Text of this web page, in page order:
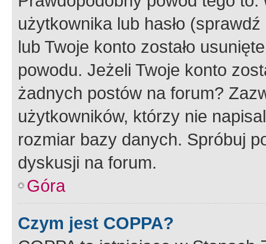
użytkownika lub hasło
lub Twoje konto zostało
powodu. Jeżeli Twoje konto
żadnych postów na forum?
użytkowników, którzy nie
rozmiar bazy danych. Spróbuj
dyskusji na forum.
Góra
Czym jest COPPA?